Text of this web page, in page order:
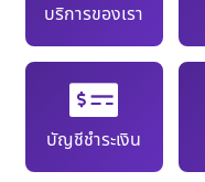
บริการของเรา
บัญชีชำระเงิน